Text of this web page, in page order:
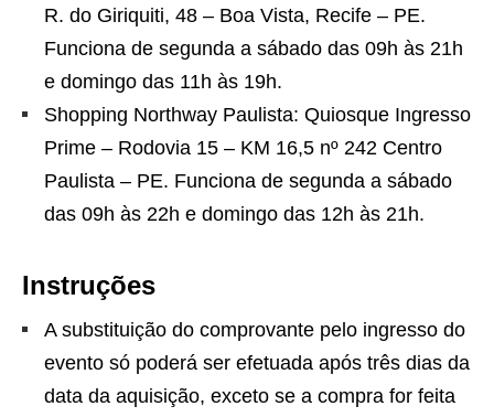
R. do Giriquiti, 48 – Boa Vista, Recife – PE.
Funciona de segunda a sábado das 09h às 21h
e domingo das 11h às 19h.
Shopping Northway Paulista: Quiosque Ingresso
Prime – Rodovia 15 – KM 16,5 nº 242 Centro
Paulista – PE. Funciona de segunda a sábado
das 09h às 22h e domingo das 12h às 21h.
Instruções
A substituição do comprovante pelo ingresso do
evento só poderá ser efetuada após três dias da
data da aquisição, exceto se a compra for feita